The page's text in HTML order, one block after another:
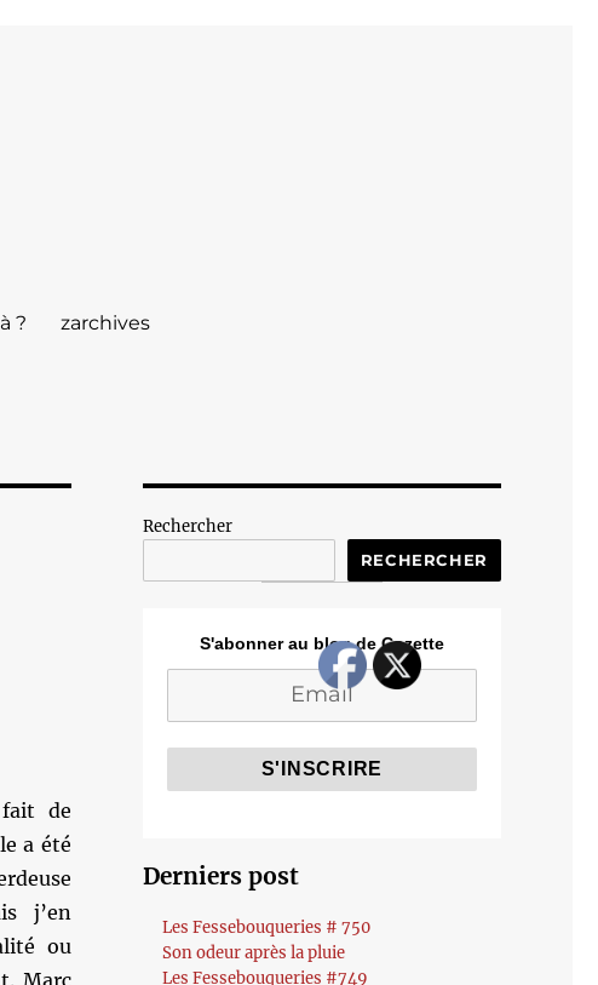
? zarchives
de
a été
j’en
ou
Marc
Rechercher
RECHERCHER
S'abonner au blog de Cozette
Derniers post
Les Fessebouqueries # 750
Son odeur après la pluie
Les Fessebouqueries #749